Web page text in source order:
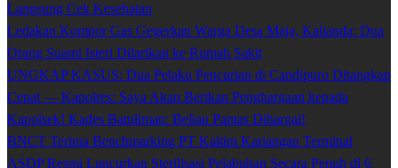
Langsung Cek Kesehatan
Ledakan Kompor Gas Gegerkan Warga Desa Maja, Kalianda: Dua
Orang Suami Isteri Dilarikan ke Rumah Sakit
UNGKAP KASUS: Dua Pelaku Pencurian di Candipuro Ditangkap
Cepat — Kapolres: Saya Akan Berikan Penghargaan kepada
Kapolsek! Kades Batuliman: Beliau Pantas Dihargai!
BNCT Terima Benchmarking PT Kaltim Kariangau Terminal
ASDP Resmi Luncurkan Sterilisasi Pelabuhan Secara Penuh di 6